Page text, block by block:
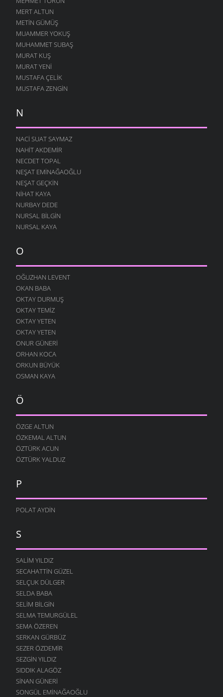
MERT ALTUN
METIN GÜMÜŞ
MUAMMER YOKUŞ
MUHAMMET SUBAŞ
MURAT KUŞ
MURAT YENI
MUSTAFA ÇELIK
MUSTAFA ZENGIN
N
NACI SUAT SAYMAZ
NAHIT AKDEMIR
NECDET TOPAL
NEŞAT EMINAĞAOĞLU
NEŞAT GEÇKIN
NIHAT KAYA
NURBAY DEDE
NURSAL BILGIN
NURSAL KAYA
O
OĞUZHAN LEVENT
OKAN BABA
OKTAY DURMUŞ
OKTAY TEMIZ
OKTAY YETEN
OKTAY YETEN
ONUR GÜNERI
ORHAN KOCA
ORKUN BÜYÜK
OSMAN KAYA
Ö
ÖZGE ALTUN
ÖZKEMAL ALTUN
ÖZTÜRK ACUN
ÖZTÜRK YALDUZ
P
POLAT AYDIN
S
SALIM YILDIZ
SECAHATTIN GÜZEL
SELÇUK DÜLGER
SELDA BABA
SELIM BILGIN
SELMA TEMURGÜLEL
SEMA ÖZEREN
SERKAN GÜRBÜZ
SEZER ÖZDEMIR
SEZGIN YILDIZ
SIDDIK ALAGÖZ
SINAN GÜNERI
SONGÜL EMINAĞAOĞLU